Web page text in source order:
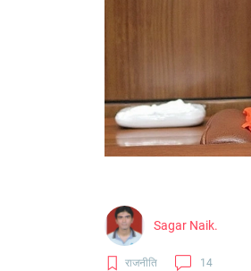
Sagar Naik.
राजनीति 14